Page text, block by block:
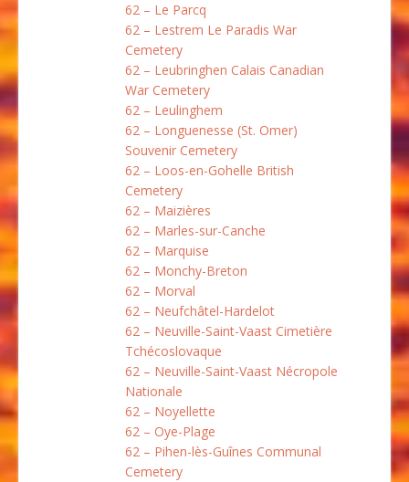
62 – Le Parcq
62 – Lestrem Le Paradis War
Cemetery
62 – Leubringhen Calais Canadian
War Cemetery
62 – Leulinghem
62 – Longuenesse (St. Omer)
Souvenir Cemetery
62 – Loos-en-Gohelle British
Cemetery
62 – Maizières
62 – Marles-sur-Canche
62 – Marquise
62 – Monchy-Breton
62 – Morval
62 – Neufchâtel-Hardelot
62 – Neuville-Saint-Vaast Cimetière
Tchécoslovaque
62 – Neuville-Saint-Vaast Nécropole
Nationale
62 – Noyellette
62 – Oye-Plage
62 – Pihen-lès-Guînes Communal
Cemetery